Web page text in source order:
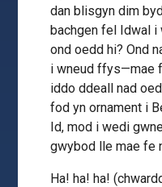
dan blisgyn dim
bachgen fel Idwal i
ond oedd hi? Ond
i wneud ffys—mae
iddo ddeall nad
fod yn ornament i
Id, mod i wedi
gwybod lle mae fe
Ha! ha! ha!